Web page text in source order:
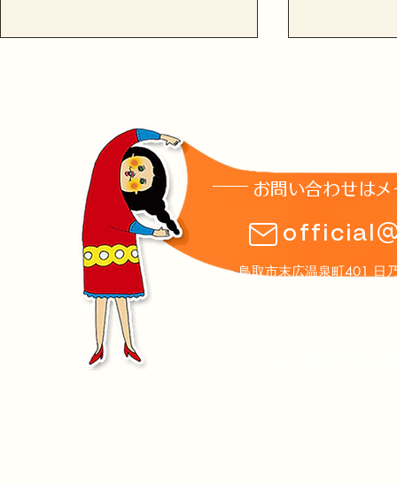
8月1日(土)土曜夜市ステージ
のお知らせ
ト案内
お問い合わせは
鳥取市末広温泉町401 日